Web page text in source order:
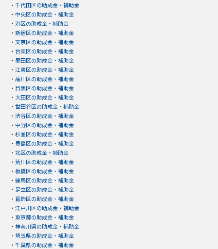
・ 千代田区の助成金・補助金
・ 中央区の助成金・補助金
・ 港区の助成金・補助金
・ 新宿区の助成金・補助金
・ 文京区の助成金・補助金
・ 台東区の助成金・補助金
・ 墨田区の助成金・補助金
・ 江東区の助成金・補助金
・ 品川区の助成金・補助金
・ 目黒区の助成金・補助金
・ 大田区の助成金・補助金
・ 世田谷区の助成金・補助金
・ 渋谷区の助成金・補助金
・ 中野区の助成金・補助金
・ 杉並区の助成金・補助金
・ 豊島区の助成金・補助金
・ 北区の助成金・補助金
・ 荒川区の助成金・補助金
・ 板橋区の助成金・補助金
・ 練馬区の助成金・補助金
・ 足立区の助成金・補助金
・ 葛飾区の助成金・補助金
・ 江戸川区の助成金・補助金
・ 東京都の助成金・補助金
・ 神奈川県の助成金・補助金
・ 埼玉県の助成金・補助金
・ 千葉県の助成金・補助金